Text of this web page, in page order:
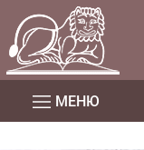
МЕНЮ